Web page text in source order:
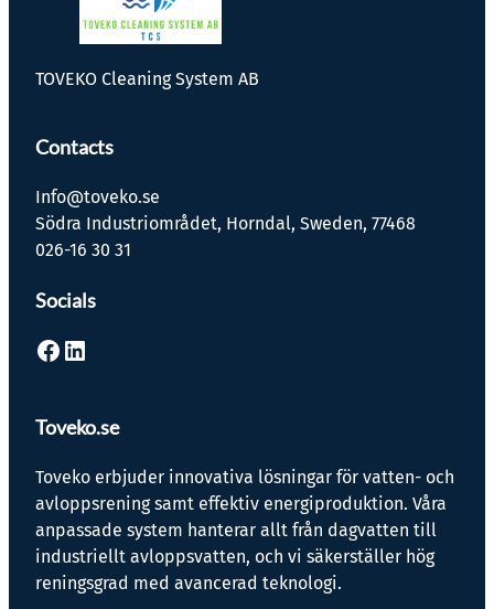
TOVEKO Cleaning System AB
Contacts
Info@toveko.se
Södra Industriområdet, Horndal, Sweden, 77468
026-16 30 31
Socials
Facebook LinkedIn
Toveko.se
Toveko erbjuder innovativa lösningar för vatten- och
avloppsrening samt effektiv energiproduktion. Våra
anpassade system hanterar allt från dagvatten till
industriellt avloppsvatten, och vi säkerställer hög
reningsgrad med avancerad teknologi.